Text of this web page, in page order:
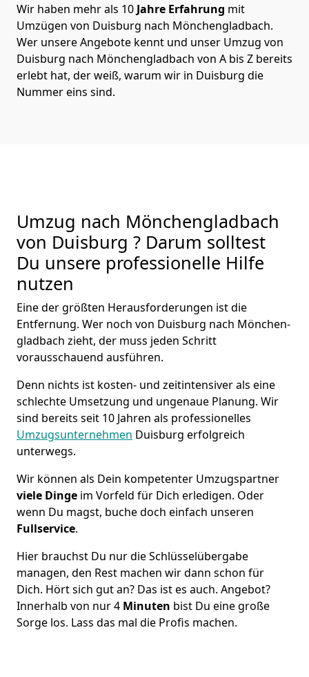
Wir haben mehr als 10 Jahre Erfahrung mit
Umzügen von Duisburg nach Mönchen­gladbach.
Wer unsere Angebote kennt und unser Umzug von
Duisburg nach Mönchen­gladbach von A bis Z bereits
erlebt hat, der weiß, warum wir in Duisburg die
Nummer eins sind.
Umzug nach Mönchen­gladbach
von Duisburg ? Darum solltest
Du unsere professionelle Hilfe
nutzen
Eine der größten Herausforderungen ist die
Entfernung. Wer noch von Duisburg nach Mönchen­
gladbach zieht, der muss jeden Schritt
vorausschauend ausführen.
Denn nichts ist kosten- und zeitintensiver als eine
schlechte Umsetzung und ungenaue Planung. Wir
sind bereits seit 10 Jahren als professionelles
Umzugsunternehmen Duisburg erfolgreich
unterwegs.
Wir können als Dein kompetenter Umzugspartner
viele Dinge im Vorfeld für Dich erledigen. Oder
wenn Du magst, buche doch einfach unseren
Fullservice.
Hier brauchst Du nur die Schlüsselübergabe
managen, den Rest machen wir dann schon für
Dich. Hört sich gut an? Das ist es auch. Angebot?
Innerhalb von nur 4 Minuten bist Du eine große
Sorge los. Lass das mal die Profis machen.